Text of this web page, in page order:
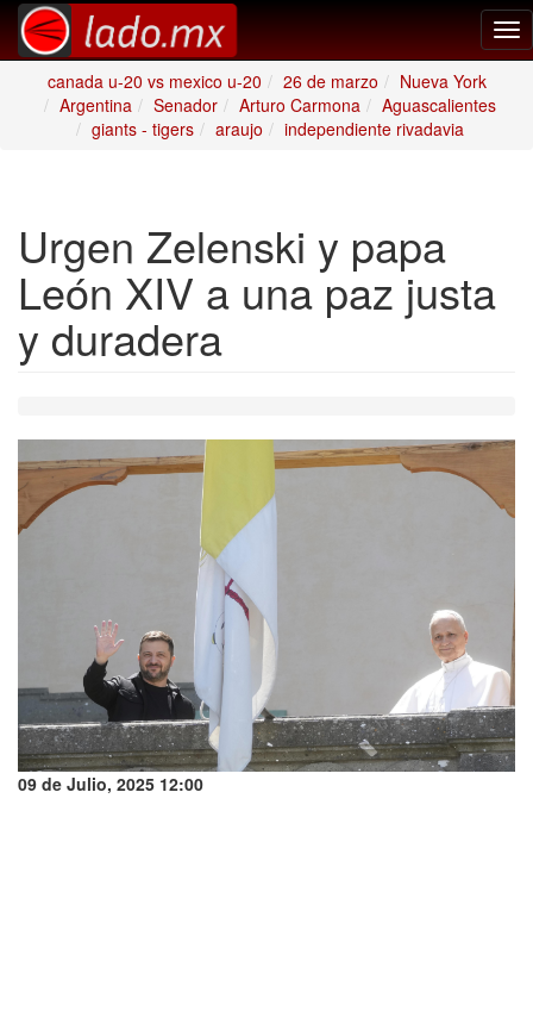
canada u-20 vs mexico u-20
26 de marzo
Nueva York
Argentina
Senador Arturo Carmona
Aguascalientes
giants - tigers
araujo independiente rivadavia
Urgen Zelenski y papa
León XIV a una paz justa
y duradera
09 de Julio, 2025 12:00